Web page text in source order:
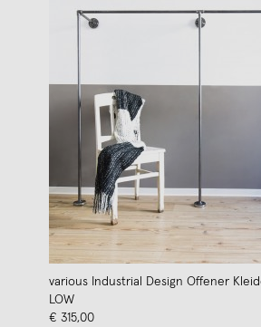
various Industrial Design Offener
LOW
€ 315,00